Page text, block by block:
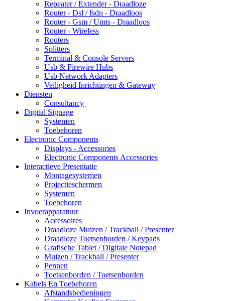
Repeater / Extender - Draadloze
Router - Dsl / Isdn - Draadloos
Router - Gsm / Umts - Draadloos
Router - Wireless
Routers
Splitters
Terminal & Console Servers
Usb & Firewire Hubs
Usb Network Adapters
Veiligheid Inrichtingen & Gateway
Diensten
Consultancy
Digital Signage
Systemen
Toebehoren
Electronic Components
Displays - Accessories
Electronic Components Accessories
Interactieve Presentatie
Montagesystemen
Projectieschermen
Systemen
Toebehoren
Invoerapparatuur
Accessoires
Draadloze Muizen / Trackball / Presenter
Draadloze Toetsenborden / Keypads
Grafische Tablet / Digitale Notepad
Muizen / Trackball / Presenter
Pennen
Toetsenborden / Toetsenborden
Kabels En Toebehoren
Afstandsbedieningen